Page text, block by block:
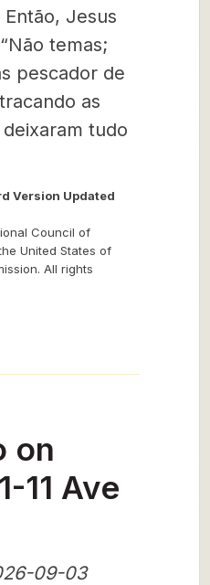
Jesus
temas;
pescador de
as
tudo
Version Updated
Council of
United States of
All rights
on
11 Ave
09-03